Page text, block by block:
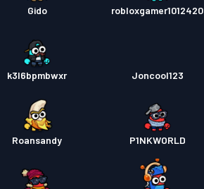
Gido robloxgamer1012420
k3l6bpmbwxr Joncool123
Roansandy P1NKWORLD